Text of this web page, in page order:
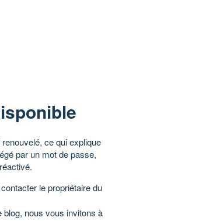
ce qui explique
par un mot de passe,
le propriétaire du
blog, nous vous invitons à